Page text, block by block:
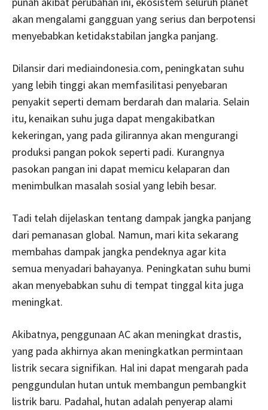
akan mengalami gangguan yang serius dan berpotensi
menyebabkan ketidakstabilan jangka panjang.
Dilansir dari mediaindonesia.com, peningkatan suhu
yang lebih tinggi akan memfasilitasi penyebaran
penyakit seperti demam berdarah dan malaria. Selain
itu, kenaikan suhu juga dapat mengakibatkan
kekeringan, yang pada gilirannya akan mengurangi
produksi pangan pokok seperti padi. Kurangnya
pasokan pangan ini dapat memicu kelaparan dan
menimbulkan masalah sosial yang lebih besar.
Tadi telah dijelaskan tentang dampak jangka panjang
dari pemanasan global. Namun, mari kita sekarang
membahas dampak jangka pendeknya agar kita
semua menyadari bahayanya. Peningkatan suhu bumi
akan menyebabkan suhu di tempat tinggal kita juga
meningkat.
Akibatnya, penggunaan AC akan meningkat drastis,
yang pada akhirnya akan meningkatkan permintaan
listrik secara signifikan. Hal ini dapat mengarah pada
penggundulan hutan untuk membangun pembangkit
listrik baru. Padahal, hutan adalah penyerap alami